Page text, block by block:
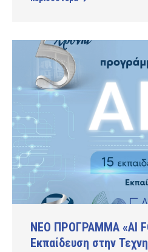
ΝΕΟ ΠΡΟΓΡΑΜΜΑ «AI
Εκπαίδευση στην